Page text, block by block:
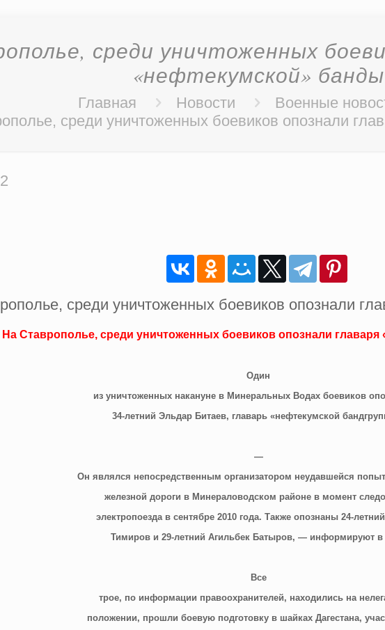
среди уничтоженных
«нефтекумской» банды
Главная Новости
Военные
среди уничтоженных боевиков опознали
На Ставрополье, среди уничтоженных боевиков опознали
Один
из уничтоженных накануне в Минеральных Водах боевиков
34-летний Эльдар Битаев, главарь «нефтекумской
—
Он являлся непосредственным организатором неудавшейся
железной дороги в Минераловодском районе в момент
электропоезда в сентябре 2010 года. Также опознаны 24-
Тимиров и 29-летний Агильбек Батыров, — информируют
Все
трое, по информации правоохранителей, находились на
положении, прошли боевую подготовку в шайках Дагестана,